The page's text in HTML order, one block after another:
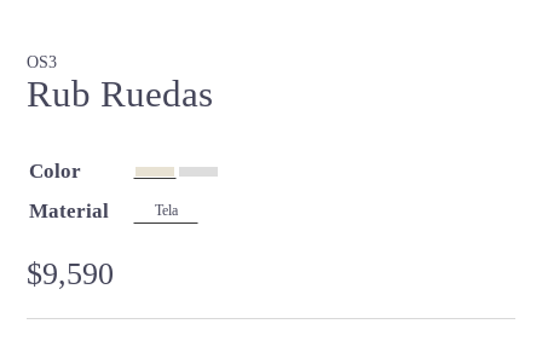
OS3
Rub Ruedas
Color
Material
Tela
$9,590